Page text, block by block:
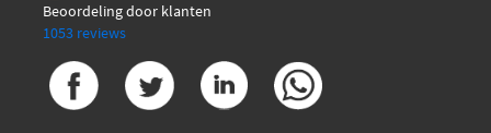
Beoordeling door klanten
1053 reviews